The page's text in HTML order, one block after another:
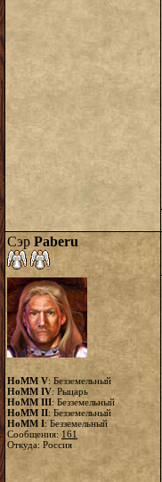
Сэр Paberu
HoMM V: Безземельный
HoMM IV: Рыцарь
HoMM III: Безземельный
HoMM II: Безземельный
HoMM I: Безземельный
Сообщения: 161
Откуда: Россия